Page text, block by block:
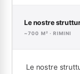
Le nostre
~700 M² · RIMINI
Le nostre